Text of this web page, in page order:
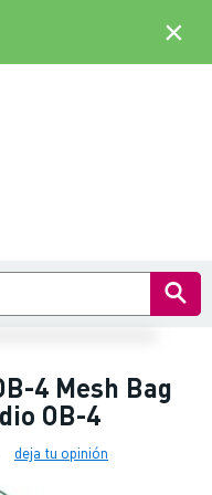
4 Mesh Bag
OB-4
deja tu opinión
×